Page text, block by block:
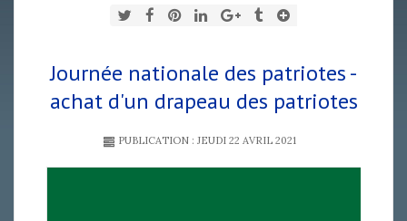
Journée nationale des patriotes -
achat d'un drapeau des patriotes
PUBLICATION : JEUDI 22 AVRIL 2021